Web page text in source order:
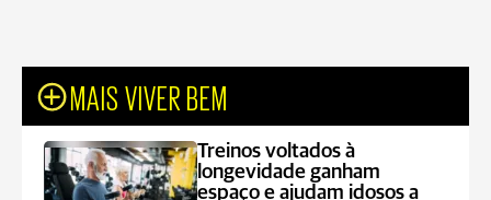
MAIS VIVER BEM
Treinos voltados à
longevidade ganham
espaço e ajudam idosos a